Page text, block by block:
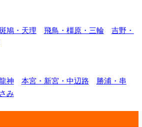
鳩・天理 飛鳥・橿原・三輪
吉野・
神 本宮・新宮・中辺路
勝浦・串
み